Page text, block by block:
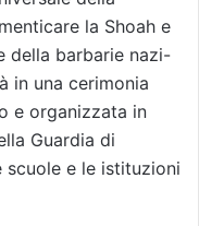
la Shoah e
della barbarie nazi-
in una cerimonia
e organizzata in
Guardia di
scuole e le istituzioni